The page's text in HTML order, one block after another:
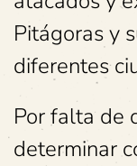
Pitágoras y
diferentes
Por falta de
determinar